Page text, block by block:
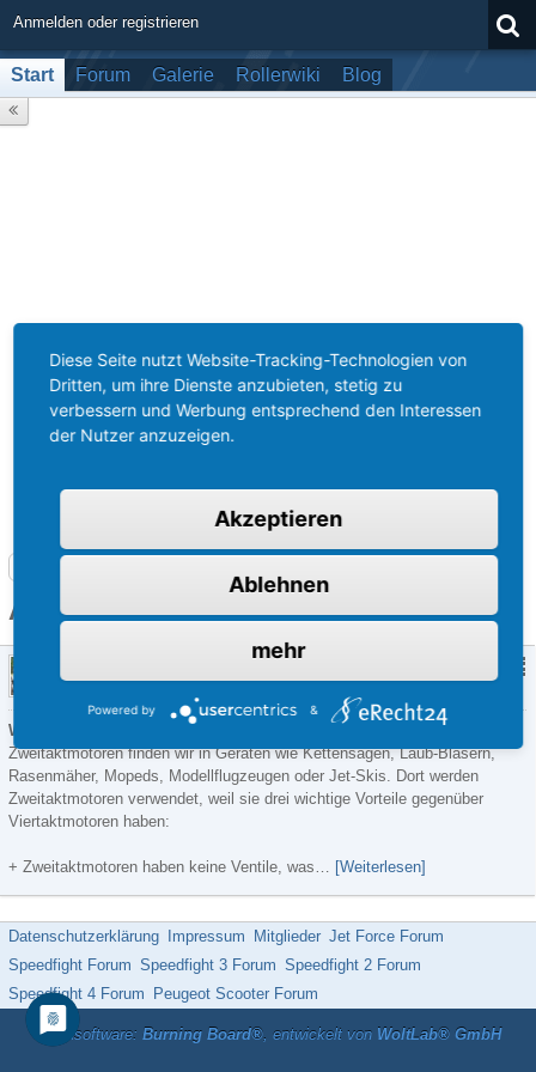
Anmelden oder registrieren
Start Forum Galerie Rollerwiki Blog
Artikel mit dem Tag „2takter“
Was ist ein Zweitaktmotor?
Zweitaktmotoren finden wir in Geräten wie Kettensägen, Laub-Bläsern,
Rasenmäher, Mopeds, Modellflugzeugen oder Jet-Skis. Dort werden
Zweitaktmotoren verwendet, weil sie drei wichtige Vorteile gegenüber
Viertaktmotoren haben:
+ Zweitaktmotoren haben keine Ventile, was… [Weiterlesen]
Datenschutzerklärung Impressum Mitglieder Jet Force Forum
Speedfight Forum Speedfight 3 Forum Speedfight 2 Forum
Speedfight 4 Forum
Peugeot Scooter Forum
Forensoftware: Burning Board®, entwickelt von WoltLab® GmbH
Diese Seite nutzt Website-Tracking-Technologien von
Dritten, um ihre Dienste anzubieten, stetig zu
verbessern und Werbung entsprechend den Interessen
der Nutzer anzuzeigen.
Akzeptieren
Ablehnen
mehr
Powered by &